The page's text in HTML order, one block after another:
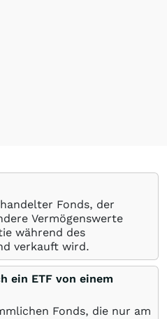
Fonds, der
Vermögenswerte
während des
verkauft wird.
ein ETF von einem
Fonds, die nur am